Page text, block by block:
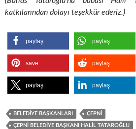
katkılarından dolayı teşekkür ederiz.)
paylaş paylaş
save paylaş
paylaş paylaş
BELEDIYE BAŞKANLARI ÇEPNI
ÇEPNI BELEDIYE BAŞKANI HALIL TATAROĞLU